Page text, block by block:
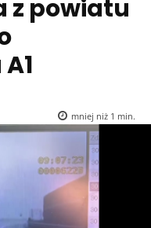
z powiatu
mniej niż 1 min.